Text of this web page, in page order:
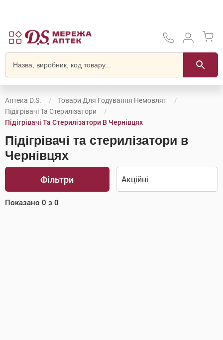
Аптека D.S.
Товари Для Годування Немовлят
Підігрівачі Та Стерилізатори
Підігрівачі Та Стерилізатори В Чернівцях
Підігрівачі та стерилізатори в
Чернівцях
Фільтри
Показано 0 з 0